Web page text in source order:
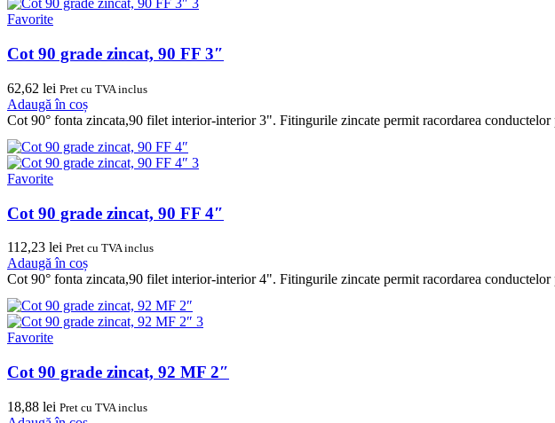
Favorite
Cot 90 grade zincat, 90 FF 3″
62,62 lei Pret cu TVA inclus
Adaugă în coș
Cot 90° fonta zincata,90 filet interior-interior 3". Fitingurile zincate permit racordarea
Favorite
Cot 90 grade zincat, 90 FF 4″
112,23 lei Pret cu TVA inclus
Adaugă în coș
Cot 90° fonta zincata,90 filet interior-interior 4". Fitingurile zincate permit racordarea
Favorite
Cot 90 grade zincat, 92 MF 2″
18,88 lei Pret cu TVA inclus